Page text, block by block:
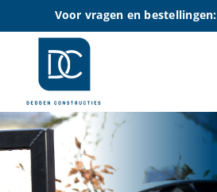
naar
Voor vragen en bestellingen: